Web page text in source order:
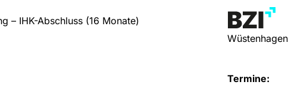
– IHK-Abschluss (16 Monate)
Termine: